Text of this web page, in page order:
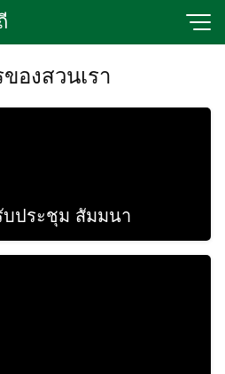
องสวนเรา
บประชุม สัมมนา